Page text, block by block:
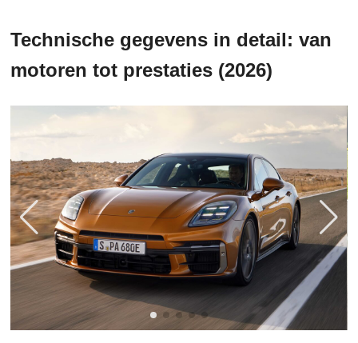
Technische gegevens in detail: van
motoren tot prestaties (2026)